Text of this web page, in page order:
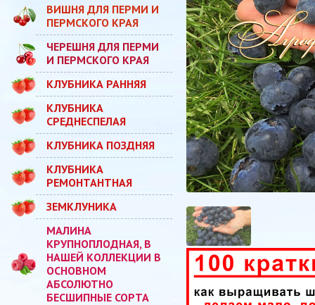
ВИШНЯ ДЛЯ ПЕРМИ И
ПЕРМСКОГО КРАЯ
ЧЕРЕШНЯ ДЛЯ ПЕРМИ
И ПЕРМСКОГО КРАЯ
КЛУБНИКА РАННЯЯ
КЛУБНИКА
СРЕДНЕСПЕЛАЯ
КЛУБНИКА ПОЗДНЯЯ
КЛУБНИКА
РЕМОНТАНТНАЯ
ЗЕМКЛУНИКА
МАЛИНА
КРУПНОПЛОДНАЯ, В
НАШЕЙ КОЛЛЕКЦИИ В
ОСНОВНОМ
АБСОЛЮТНО
БЕСШИПНЫЕ СОРТА